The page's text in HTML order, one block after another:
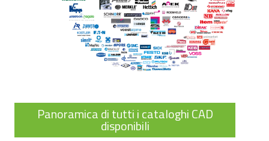
Panoramica di tutti i cataloghi CAD
disponibili